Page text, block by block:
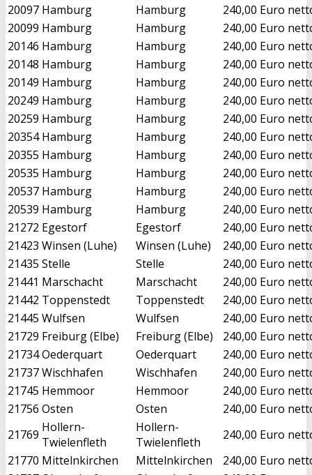
20097 Hamburg Hamburg
240,00 Euro
20099 Hamburg Hamburg
240,00 Euro
20146 Hamburg Hamburg
240,00 Euro
20148 Hamburg Hamburg
240,00 Euro
20149 Hamburg Hamburg
240,00 Euro
20249 Hamburg Hamburg
240,00 Euro
20259 Hamburg Hamburg
240,00 Euro
20354 Hamburg Hamburg
240,00 Euro
20355 Hamburg Hamburg
240,00 Euro
20535 Hamburg Hamburg
240,00 Euro
20537 Hamburg Hamburg
240,00 Euro
20539 Hamburg Hamburg
240,00 Euro
21272 Egestorf Egestorf
240,00 Euro
21423 Winsen (Luhe) Winsen (Luhe)
240,00 Euro
21435 Stelle Stelle
240,00 Euro
21441 Marschacht Marschacht
240,00 Euro
21442 Toppenstedt Toppenstedt
240,00 Euro
21445 Wulfsen Wulfsen
240,00 Euro
21729 Freiburg (Elbe) Freiburg (Elbe)
240,00 Euro
21734Oederquart Oederquart
240,00 Euro
21737Wischhafen Wischhafen
240,00 Euro
21745 Hemmoor Hemmoor
240,00 Euro
21756 Osten Osten
240,00 Euro
21769 Hollern-
Twielenfleth
Hollern-
Twielenfleth
240,00 Euro
21770 Mittelnkirchen Mittelnkirchen
240,00 Euro